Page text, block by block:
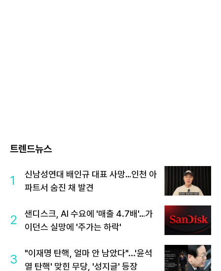
트렌드뉴스
1
신남성연대 배인규 대표 사망…인천 아
파트서 숨진 채 발견
2
샌디스크, AI 수요에 '매출 4.7배'…가
이던스 실망에 '주가는 하락'
3
"이재명 탄핵, 얼마 안 남았다"...'윤석
열 탄핵' 맞힌 무당, '성지글' 등장